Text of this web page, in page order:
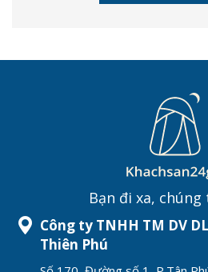
Bạn đi xa,
Công ty TNHH TM DV
Thiên Phú